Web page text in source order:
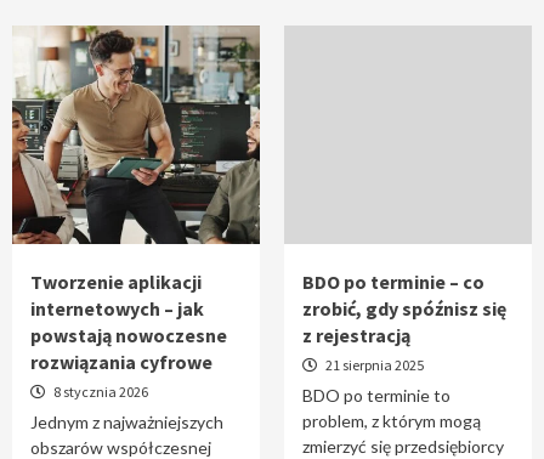
Tworzenie aplikacji
internetowych – jak
powstają nowoczesne
rozwiązania cyfrowe
8 stycznia 2026
Jednym z najważniejszych
obszarów współczesnej
BDO po terminie – co
zrobić, gdy spóźnisz się
z rejestracją
21 sierpnia 2025
BDO po terminie to
problem, z którym mogą
zmierzyć się przedsiębiorcy